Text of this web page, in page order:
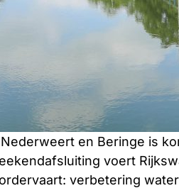
en Beringe is
voert
verbetering